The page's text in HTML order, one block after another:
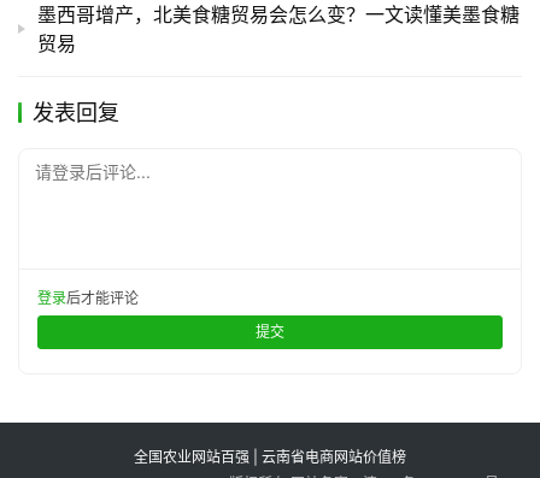
墨西哥增产，北美食糖贸易会怎么变？一文读懂美墨食糖
贸易
发表回复
请登录后评论...
登录后才能评论
提交
全国农业网站百强 | 云南省电商网站价值榜